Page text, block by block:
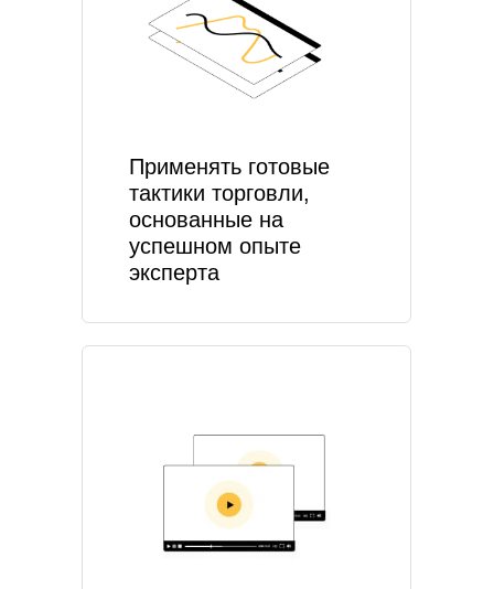
Применять готовые
тактики торговли,
основанные на
успешном опыте
эксперта